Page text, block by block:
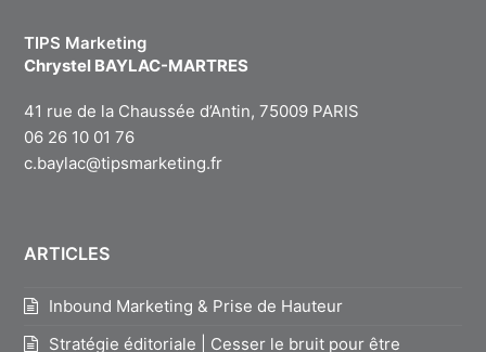
TIPS Marketing
Chrystel BAYLAC-MARTRES
41 rue de la Chaussée d’Antin, 75009 PARIS
06 26 10 01 76
c.baylac@tipsmarketing.fr
ARTICLES
Inbound Marketing & Prise de Hauteur
Stratégie éditoriale | Cesser le bruit pour être